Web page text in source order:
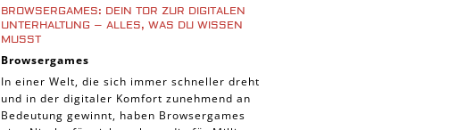
Abenteuer Spiele
Online Spiele
3-Gewinnt Spiele
Trading Card Spiele
Manager Spiele
BROWSERGAMES: DEIN TOR ZUR DIGITALEN
UNTERHALTUNG – ALLES, WAS DU WISSEN
MUSST
Browsergames
In einer Welt, die sich immer schneller dreht
und in der digitaler Komfort zunehmend an
Bedeutung gewinnt, haben Browsergames